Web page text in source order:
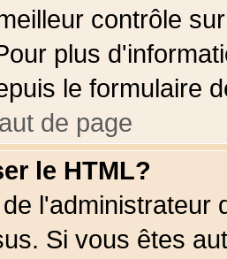
contrôle
plus
le formulaire
de page
le HTML?
l'administrateur
Si vous êtes